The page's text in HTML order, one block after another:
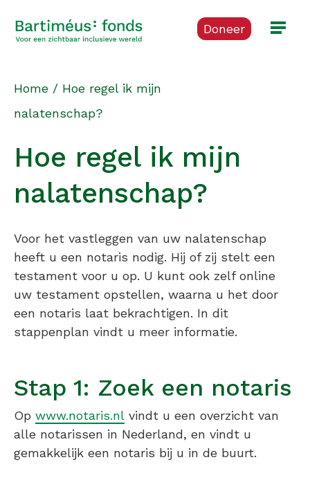
Doneer
Home / Hoe regel ik mijn
nalatenschap?
Hoe regel ik mijn
nalatenschap?
Voor het vastleggen van uw nalatenschap
heeft u een notaris nodig. Hij of zij stelt een
testament voor u op. U kunt ook zelf online
uw testament opstellen, waarna u het door
een notaris laat bekrachtigen. In dit
stappenplan vindt u meer informatie.
Stap 1: Zoek een notaris
Op www.notaris.nl vindt u een overzicht van
alle notarissen in Nederland, en vindt u
gemakkelijk een notaris bij u in de buurt.